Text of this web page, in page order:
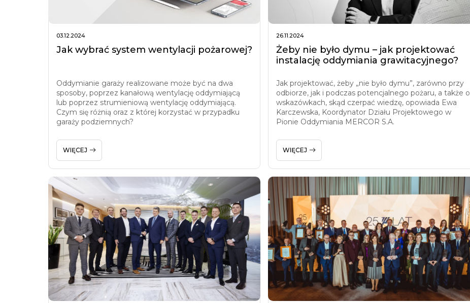
03.12.2024
Jak wybrać system wentylacji pożarowej?
Oddymianie garaży realizowane może być na dwa
sposoby, poprzez kanałową wentylację oddymiającą
lub poprzez strumieniową wentylację oddymiającą.
Czym się różnią oraz z której korzystać w przypadku
garaży podziemnych?
WIĘCEJ
26.11.2024
Żeby nie było dymu – jak projektować
instalację oddymiania grawitacyjnego?
Jak projektować, żeby „nie było dymu”, zarówno przy
odbiorze, jak i podczas potencjalnego pożaru, a także o
wskazówkach, skąd czerpać wiedzę, opowiada Ewa
Karczewska, Koordynator Działu Projektowego w
Pionie Oddymiania MERCOR S.A.
WIĘCEJ